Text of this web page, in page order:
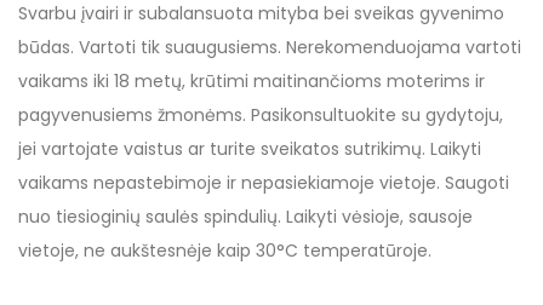
Svarbu įvairi ir subalansuota mityba bei sveikas gyvenimo
būdas. Vartoti tik suaugusiems. Nerekomenduojama vartoti
vaikams iki 18 metų, krūtimi maitinančioms moterims ir
pagyvenusiems žmonėms. Pasikonsultuokite su gydytoju,
jei vartojate vaistus ar turite sveikatos sutrikimų. Laikyti
vaikams nepastebimoje ir nepasiekiamoje vietoje. Saugoti
nuo tiesioginių saulės spindulių. Laikyti vėsioje, sausoje
vietoje, ne aukštesnėje kaip 30°C temperatūroje.